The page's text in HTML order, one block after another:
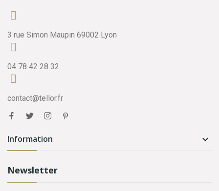
3 rue Simon Maupin 69002 Lyon
04 78 42 28 32
contact@tellor.fr
Information 
Newsletter